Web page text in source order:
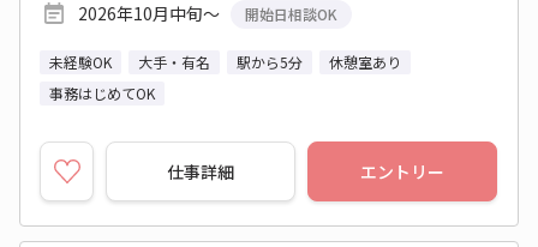
2026年10月中旬～
開始日相談OK
未経験OK 大手・有名 駅から5分
休憩室あり
事務はじめてOK
仕事詳細 エントリー